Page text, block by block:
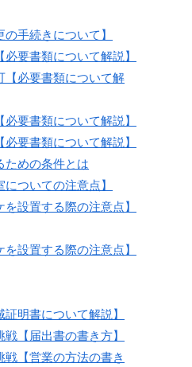
手続きについて】
要書類について解説】
【必要書類について解
要書類について解説】
要書類について解説】
ための条件とは
ついての注意点】
設置する際の注意点】
設置する際の注意点】
明書について解説】
【届出書の書き方】
【営業の方法の書き